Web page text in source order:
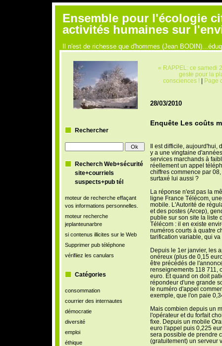
Ensemble pour l'écologie
activités humaines sur
Il n'est de richesse que d'hommes (Jean
Rechercher
Recherch Web+sécurité
site+courriels
suspects+pub tél
moteur de recherche effaçant
vos informations personnelles.
moteur recherche
jeplanteunarbre
si contenus illicites sur le Web
Supprimer pub téléphone
vérifiiez les canulars
Catégories
consommation
courrier des internautes
démocratie
diversité
emploi
éthique
« RAPPEL: ce samedi
geste pour la
consciences !| Page
28/03/2010
Enquête Les coûts
Il est difficile, aujourd'hui,
y a une vingtaine
services marchands à
réellement un appel
chiffres commence par
surtaxé lui aussi ?
La réponse n'est pas la
ligne France Télécom,
mobile. L'Autorité de
et des postes (Arcep),
publie sur son site la liste
Télécom : il en existe
numéros courts à quatre
tarification variable, qui
Depuis le 1er janvier, les
onéreux (plus de 0,15
être précédés de
renseignements 118 711,
euro. Et quand on doit
répondeur d'une grande
le numéro d'appel
exemple, que l'on paie
Mais combien depuis un
l'opérateur et du forfait
fixe. Depuis un mobile
euro l'appel puis 0,225
sera possible de prendre
(gratuitement) un serveur